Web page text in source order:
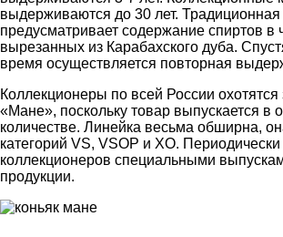
выдерживаются до 30 лет. Традиционная
предусматривает содержание спиртов в
вырезанных из Карабахского дуба.
время осуществляется повторная
Коллекционеры по всей России охотятся
«Мане», поскольку товар выпускается в
количестве. Линейка весьма обширна,
категорий VS, VSOP и XO. Периодически
коллекционеров специальными
продукции.